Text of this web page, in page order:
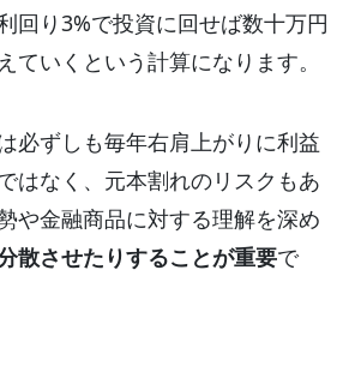
回り3%で投資に回せば数十万円
ていくという計算になります。
必ずしも毎年右肩上がりに利益
はなく、元本割れのリスクもあ
や金融商品に対する理解を深め
散させたりすることが重要で